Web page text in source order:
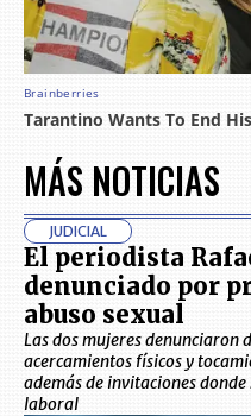
MÁS NOTICIAS
JUDICIAL
El periodista
denunciado por
abuso sexual
Las dos mujeres denunciaron
acercamientos físicos y
además de invitaciones
laboral